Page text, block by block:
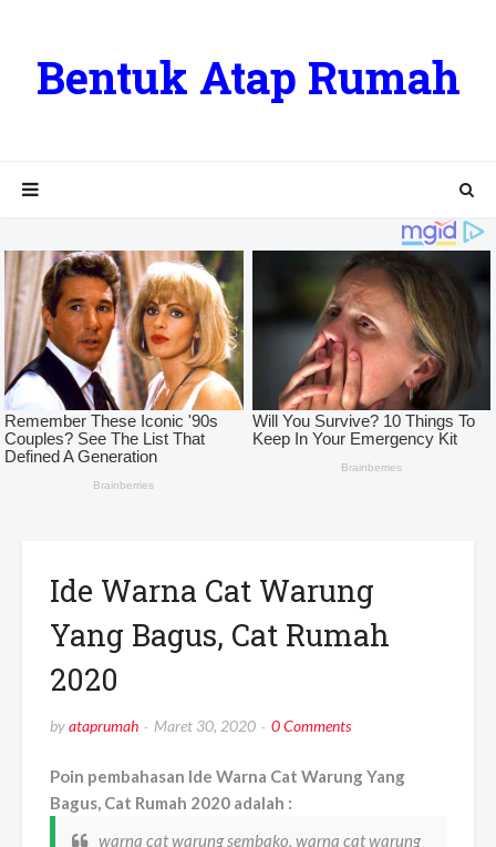
Bentuk Atap Rumah
Ide Warna Cat Warung
Yang Bagus, Cat Rumah
2020
byataprumah Maret 30, 2020 0 Comments
Poin pembahasan Ide Warna Cat Warung Yang
Bagus, Cat Rumah 2020 adalah :
warna cat warung sembako, warna cat warung